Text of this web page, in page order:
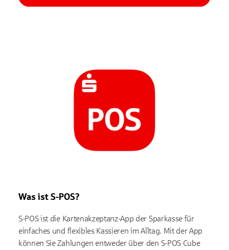
Was ist S-POS?
S-POS ist die Kartenakzeptanz-App der Sparkasse für
einfaches und flexibles Kassieren im Alltag. Mit der App
können Sie Zahlungen entweder über den S-POS Cube